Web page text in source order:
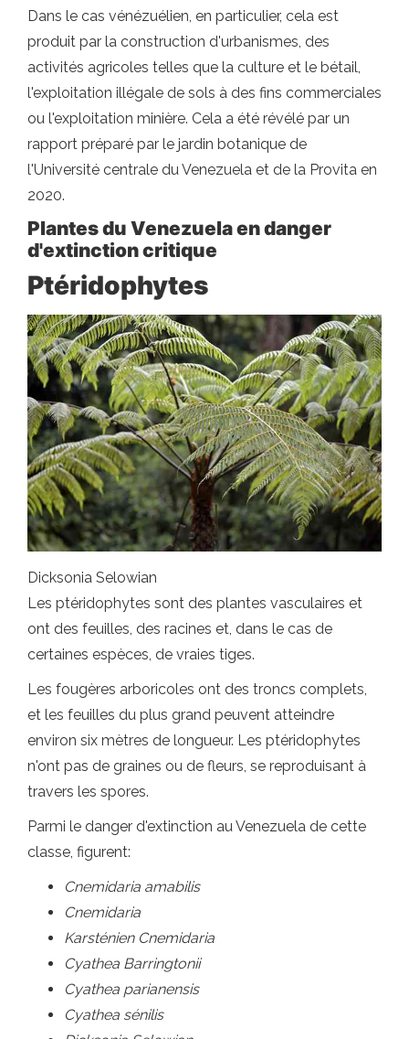
Dans le cas vénézuélien, en particulier, cela est
produit par la construction d'urbanismes, des
activités agricoles telles que la culture et le bétail,
l'exploitation illégale de sols à des fins commerciales
ou l'exploitation minière. Cela a été révélé par un
rapport préparé par le jardin botanique de
l'Université centrale du Venezuela et de la Provita en
2020.
Plantes du Venezuela en danger
d'extinction critique
Ptéridophytes
Dicksonia Selowian
Les ptéridophytes sont des plantes vasculaires et
ont des feuilles, des racines et, dans le cas de
certaines espèces, de vraies tiges.
Les fougères arboricoles ont des troncs complets,
et les feuilles du plus grand peuvent atteindre
environ six mètres de longueur. Les ptéridophytes
n'ont pas de graines ou de fleurs, se reproduisant à
travers les spores.
Parmi le danger d'extinction au Venezuela de cette
classe, figurent:
Cnemidaria amabilis
Cnemidaria
Karsténien Cnemidaria
Cyathea Barringtonii
Cyathea parianensis
Cyathea sénilis